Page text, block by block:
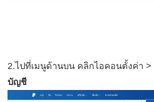
2.ไปที่เมนูด้านบน คลิกไอคอนตั้งค่า >
บัญชี